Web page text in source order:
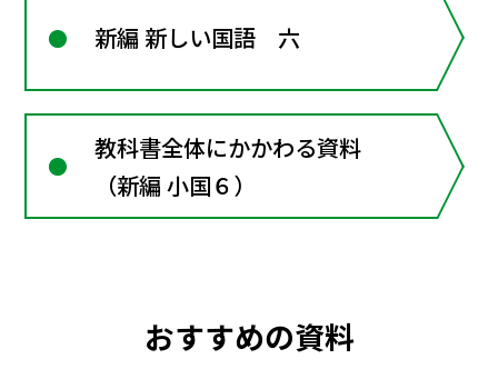
新編 新しい国語 六
教科書全体にかかわる資料
（新編 小国６）
おすすめの資料